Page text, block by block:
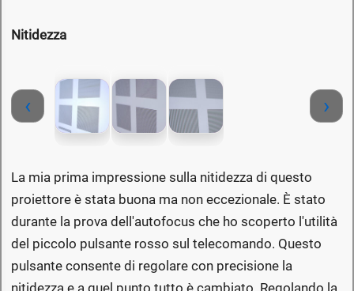
Nitidezza
‹ ›
La mia prima impressione sulla nitidezza di questo
proiettore è stata buona ma non eccezionale. È stato
durante la prova dell'autofocus che ho scoperto l'utilità
del piccolo pulsante rosso sul telecomando. Questo
pulsante consente di regolare con precisione la